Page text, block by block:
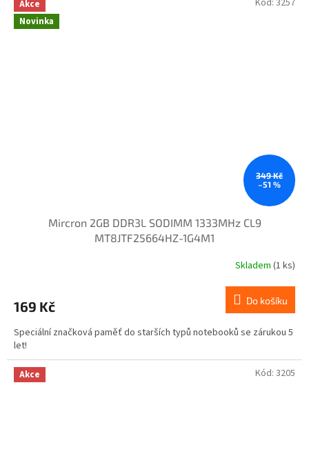
Akce
Novinka
349 Kč
–51 %
Mircron 2GB DDR3L SODIMM 1333MHz CL9
MT8JTF25664HZ-1G4M1
Skladem (1 ks)
169 Kč Do košíku
Speciální značková paměť do starších typů notebooků se zárukou 5
let!
Akce Kód: 3205